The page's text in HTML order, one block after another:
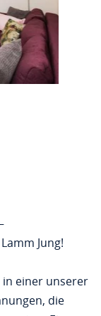
Jung!
einer unserer
die